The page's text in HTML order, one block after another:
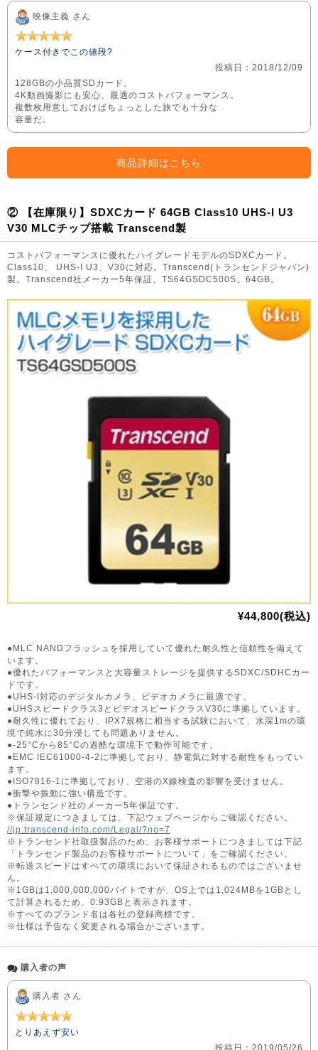
映像主義 さん
ケース付きでこの値段?
投稿日：2018/12/09
128GBの小品質SDカード。
4K動画撮影にも安心、最適のコストパフォーマンス。
複数枚用意しておけばちょっとした旅でも十分な
容量だ。
商品詳細はこちら
② 【在庫限り】SDXCカード 64GB Class10 UHS-I U3
V30 MLCチップ搭載 Transcend製
コストパフォーマンスに優れたハイグレードモデルのSDXCカード。
Class10、 UHS-I U3、V30に対応。Transcend(トランセンドジャパン)
製。Transcend社メーカー5年保証。TS64GSDC500S。64GB。
¥44,800(税込)
●MLC NANDフラッシュを採用していて優れた耐久性と信頼性を備えて
います。
●優れたパフォーマンスと大容量ストレージを提供するSDXC/SDHCカー
ドです。
●UHS-I対応のデジタルカメラ、ビデオカメラに最適です。
●UHSスピードクラス3とビデオスピードクラスV30に準拠しています。
●耐久性に優れており、IPX7規格に相当する試験において、水深1mの環
境で純水に30分浸しても問題ありません。
●-25°Cから85°Cの過酷な環境下で動作可能です。
●EMC IEC61000-4-2に準拠しており、静電気に対する耐性をもってい
ます。
●ISO7816-1に準拠しており、空港のX線検査の影響を受けません。
●衝撃や振動に強い構造です。
●トランセンド社のメーカー5年保証です。
※保証規定につきましては、下記ウェブページからご確認ください。
//jp.transcend-info.com/Legal/?no=7
※トランセンド社取扱製品のため、お客様サポートにつきましては下記
「トランセンド製品のお客様サポートについて」をご確認ください。
※転送スピードはすべての環境において保証されるものではございませ
ん。
※1GBは1,000,000,000バイトですが、OS上では1,024MBを1GBとし
て計算されるため、0.93GBと表示されます。
※すべてのブランド名は各社の登録商標です。
※仕様は予告なく変更される場合がございます。
購入者の声
購入者 さん
とりあえず安い
投稿日：2019/05/26